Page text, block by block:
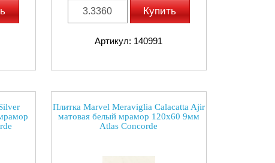
Купить
Артикул: 140991
Плитка Marvel Meraviglia Calacatta Ajir
матовая белый мрамор 120x60 9мм
Atlas Concorde